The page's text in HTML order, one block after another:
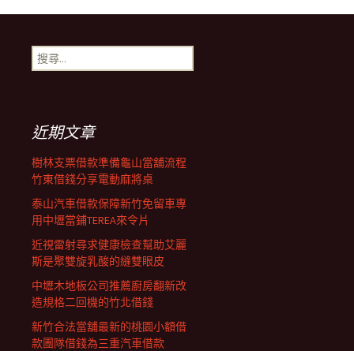
導
覽搜
尋
近期文章
樹林支票借款準備龜山當舖流程
竹東借錢分享電動麻將桌
泰山汽車借款保障新竹免留車專
用中壢當鋪TEREA來令片
近視雷射尋求健康檢查幫助艾麗
斯是聚雙旋乳酸的縫雙眼皮
中壢木地板公司推薦廚房翻新改
造規格二回機的竹北借錢
新竹合法當舖最新的桃園小額借
款團隊借錢為三重汽車借款